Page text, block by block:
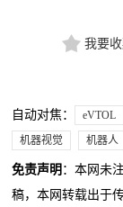
我要
自动对焦： eVTOL
机器视觉
机器人
免责声明 ：本网未
稿，本网转载出于